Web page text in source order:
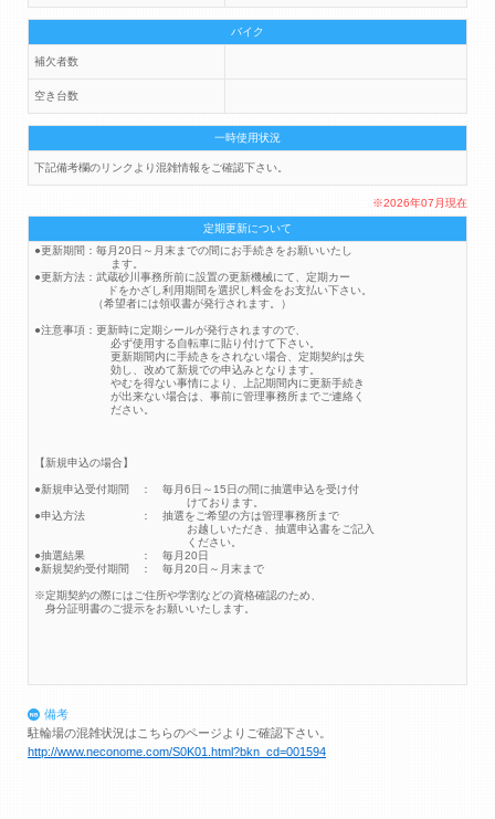
バイク
補欠者数
空き台数
一時使用状況
下記備考欄のリンクより混雑情報をご確認下さい。
※2026年07月現在
定期更新について
●更新期間：毎月20日～月末までの間にお手続きをお願いいたし
ます。
●更新方法：武蔵砂川事務所前に設置の更新機械にて、定期カー
ドをかざし利用期間を選択し料金をお支払い下さい。
（希望者には領収書が発行されます。）
●注意事項：更新時に定期シールが発行されますので、
必ず使用する自転車に貼り付けて下さい。
更新期間内に手続きをされない場合、定期契約は失
効し、改めて新規での申込みとなります。
やむを得ない事情により、上記期間内に更新手続き
が出来ない場合は、事前に管理事務所までご連絡く
ださい。
【新規申込の場合】
●新規申込受付期間 ： 毎月6日～15日の間に抽選申込を受け付
けております。
●申込方法 ： 抽選をご希望の方は管理事務所まで
お越しいただき、抽選申込書をご記入
ください。
●抽選結果 ： 毎月20日
●新規契約受付期間 ： 毎月20日～月末まで
※定期契約の際にはご住所や学割などの資格確認のため、
身分証明書のご提示をお願いいたします。
備考
駐輪場の混雑状況はこちらのページよりご確認下さい。
http://www.neconome.com/S0K01.html?bkn_cd=001594